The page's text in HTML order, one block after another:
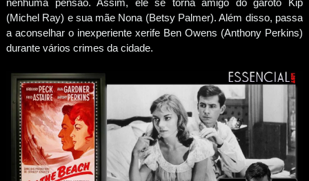
nenhuma pensão. Assim, ele se torna amigo do garoto Kip
(Michel Ray) e sua mãe Nona (Betsy Palmer). Além disso, passa
a aconselhar o inexperiente xerife Ben Owens (Anthony Perkins)
durante vários crimes da cidade.